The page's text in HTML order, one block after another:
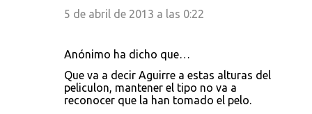
5 de abril de 2013 a las 0:22
Anónimo ha dicho que…
Que va a decir Aguirre a estas alturas del
peliculon, mantener el tipo no va a
reconocer que la han tomado el pelo.